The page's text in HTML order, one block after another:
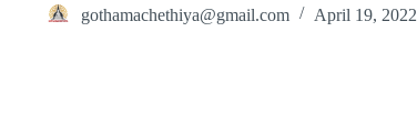
gothamachethiya@gmail.com April 19, 2022